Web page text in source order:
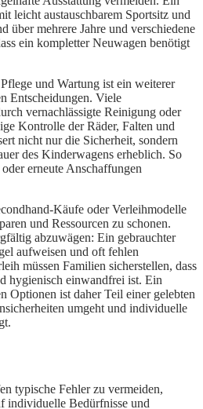
leicht austauschbarem Sportsitz und
über mehrere Jahre und verschiedene
ein kompletter Neuwagen benötigt
und Wartung ist ein weiterer
Entscheidungen. Viele
vernachlässigte Reinigung oder
Kontrolle der Räder, Falten und
nicht nur die Sicherheit, sondern
des Kinderwagens erheblich. So
erneute Anschaffungen
Käufe oder Verleihmodelle
und Ressourcen zu schonen.
abzuwägen: Ein gebrauchter
aufweisen und oft fehlen
müssen Familien sicherstellen, dass
hygienisch einwandfrei ist. Ein
Optionen ist daher Teil einer gelebten
umgeht und individuelle
typische Fehler zu vermeiden,
individuelle Bedürfnisse und